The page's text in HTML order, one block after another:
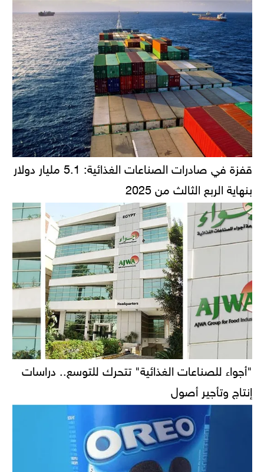
قفزة في صادرات الصناعات الغذائية: 5.1 مليار دولار
بنهاية الربع الثالث من 2025
"أجواء للصناعات الغذائية" تتحرك للتوسع.. دراسات
إنتاج وتأجير أصول